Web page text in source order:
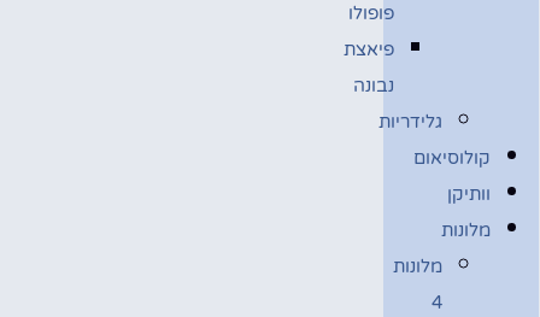
פופולו
פיאצת
נבונה
גלידריות
קולוסיאום
וותיקן
מלונות
מלונות
4